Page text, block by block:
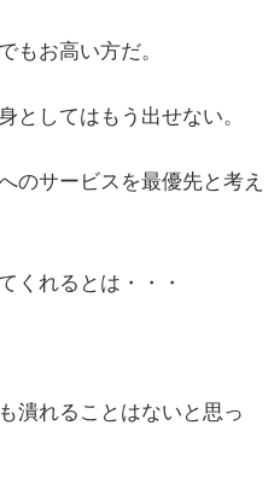
もお高い方だ。
としてはもう出せない。
のサービスを最優先と考え
くれるとは・・・
潰れることはないと思っ